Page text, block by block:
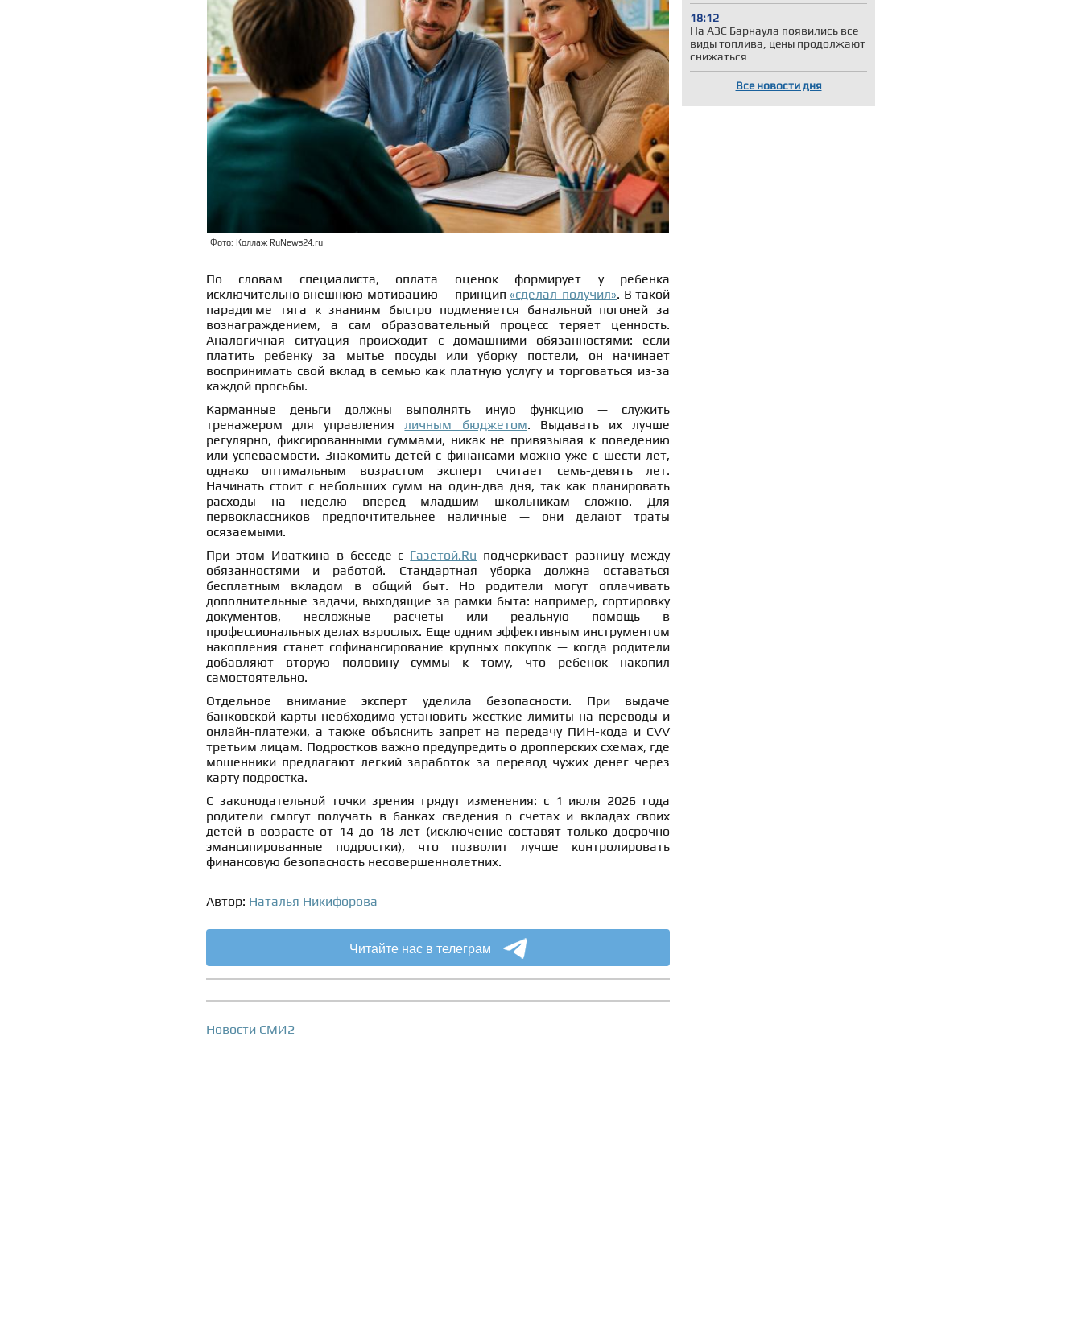
18:12
На АЗС Барнаула появились все
виды топлива, цены продолжают
снижаться
Все новости дня
Фото: Коллаж RuNews24.ru
По словам специалиста, оплата оценок формирует у ребенка
исключительно внешнюю мотивацию — принцип «сделал-получил». В такой
парадигме тяга к знаниям быстро подменяется банальной погоней за
вознаграждением, а сам образовательный процесс теряет ценность.
Аналогичная ситуация происходит с домашними обязанностями: если
платить ребенку за мытье посуды или уборку постели, он начинает
воспринимать свой вклад в семью как платную услугу и торговаться из-за
каждой просьбы.
Карманные деньги должны выполнять иную функцию — служить
тренажером для управленияличным бюджетом. Выдавать их лучше
регулярно, фиксированными суммами, никак не привязывая к поведению
или успеваемости. Знакомить детей с финансами можно уже с шести лет,
однако оптимальным возрастом эксперт считает семь-девять лет.
Начинать стоит с небольших сумм на один-два дня, так как планировать
расходы на неделю вперед младшим школьникам сложно. Для
первоклассников предпочтительнее наличные — они делают траты
осязаемыми.
При этом Иваткина в беседе с Газетой.Ru подчеркивает разницу между
обязанностями и работой. Стандартная уборка должна оставаться
бесплатным вкладом в общий быт. Но родители могут оплачивать
дополнительные задачи, выходящие за рамки быта: например, сортировку
документов, несложные расчеты или реальную помощь в
профессиональных делах взрослых. Еще одним эффективным инструментом
накопления станет софинансирование крупных покупок — когда родители
добавляют вторую половину суммы к тому, что ребенок накопил
самостоятельно.
Отдельное внимание эксперт уделила безопасности. При выдаче
банковской карты необходимо установить жесткие лимиты на переводы и
онлайн-платежи, а также объяснить запрет на передачу ПИН-кода и CVV
третьим лицам. Подростков важно предупредить о дропперских схемах, где
мошенники предлагают легкий заработок за перевод чужих денег через
карту подростка.
С законодательной точки зрения грядут изменения: с 1 июля 2026 года
родители смогут получать в банках сведения о счетах и вкладах своих
детей в возрасте от 14 до 18 лет (исключение составят только досрочно
эмансипированные подростки), что позволит лучше контролировать
финансовую безопасность несовершеннолетних.
Автор: Наталья Никифорова
Читайте нас в телеграм
Новости СМИ2